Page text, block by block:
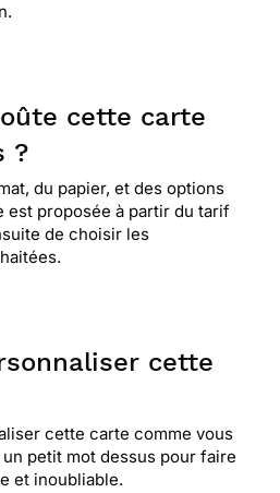
douces.cette carte va ,
et au recueil.
: Très simple et
l'on ressent
que je voulais exprimer.
cette carte
?
du papier, et des options
est proposée à partir du tarif
de choisir les
cette
cette carte comme vous
petit mot dessus pour faire
et inoubliable.